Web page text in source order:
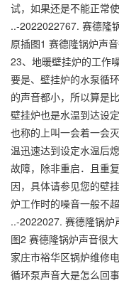
试，如果还是不能正常
..-2022022767. 赛德隆
原插图1 赛德隆锅炉声
23、地暖壁挂炉的工作
要是、壁挂炉的水泵循
的声音都小，所以算是
壁挂炉也是水温到达设
也称的上叫一会着一会
温迅速达到设定水温后
故障，除非重启．且重
因，具体请参见您的壁
炉工作时的噪音一般不
..-2022027. 赛德隆锅炉
图2 赛德隆锅炉声音很
家庄市裕华区锅炉维修
循环泵声音大是怎么回